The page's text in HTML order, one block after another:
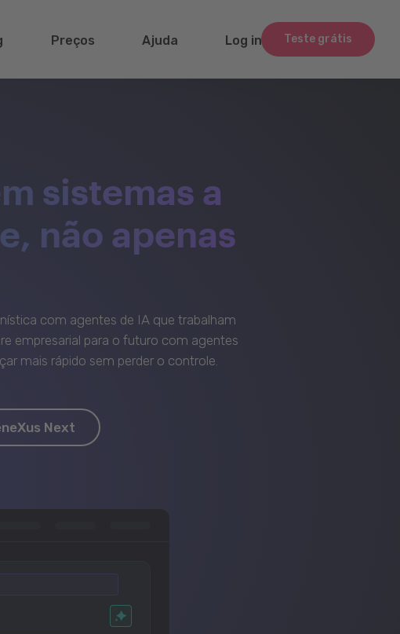
Teste grátis
Preços Ajuda Log in
sistemas a
não apenas
com agentes de IA que trabalham
empresarial para o futuro com agentes
mais rápido sem perder o controle.
Next